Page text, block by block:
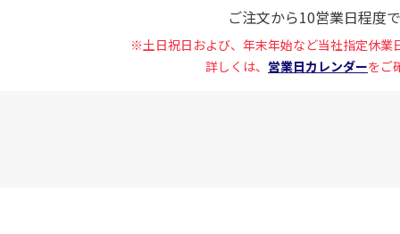
ご注文から10営業日程度
※土日祝日および、年末年始など当社指定休業
詳しくは、 営業日カレンダーをご